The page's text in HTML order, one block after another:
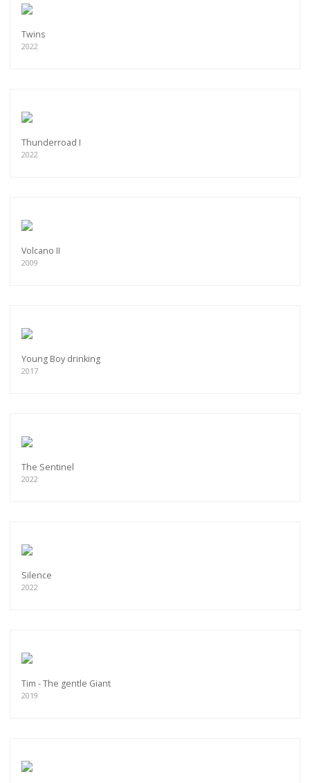
Twins
2022
Thunderroad I
2022
Volcano II
2009
Young Boy drinking
2017
The Sentinel
2022
Silence
2022
Tim - The gentle Giant
2019